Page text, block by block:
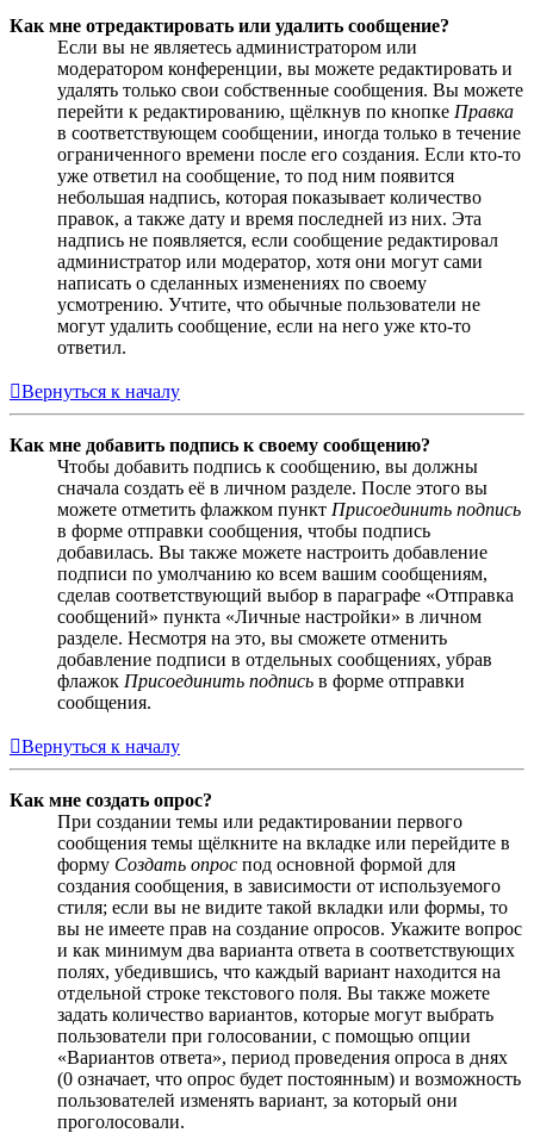
Как мне отредактировать или удалить сообщение?
Если вы не являетесь администратором или
модератором конференции, вы можете редактировать и
удалять только свои собственные сообщения. Вы можете
перейти к редактированию, щёлкнув по кнопке Правка
в соответствующем сообщении, иногда только в течение
ограниченного времени после его создания. Если кто-то
уже ответил на сообщение, то под ним появится
небольшая надпись, которая показывает количество
правок, а также дату и время последней из них. Эта
надпись не появляется, если сообщение редактировал
администратор или модератор, хотя они могут сами
написать о сделанных изменениях по своему
усмотрению. Учтите, что обычные пользователи не
могут удалить сообщение, если на него уже кто-то
ответил.
Вернуться к началу
Как мне добавить подпись к своему сообщению?
Чтобы добавить подпись к сообщению, вы должны
сначала создать её в личном разделе. После этого вы
можете отметить флажком пункт Присоединить подпись
в форме отправки сообщения, чтобы подпись
добавилась. Вы также можете настроить добавление
подписи по умолчанию ко всем вашим сообщениям,
сделав соответствующий выбор в параграфе «Отправка
сообщений» пункта «Личные настройки» в личном
разделе. Несмотря на это, вы сможете отменить
добавление подписи в отдельных сообщениях, убрав
флажок Присоединить подпись в форме отправки
сообщения.
Вернуться к началу
Как мне создать опрос?
При создании темы или редактировании первого
сообщения темы щёлкните на вкладке или перейдите в
форму Создать опрос под основной формой для
создания сообщения, в зависимости от используемого
стиля; если вы не видите такой вкладки или формы, то
вы не имеете прав на создание опросов. Укажите вопрос
и как минимум два варианта ответа в соответствующих
полях, убедившись, что каждый вариант находится на
отдельной строке текстового поля. Вы также можете
задать количество вариантов, которые могут выбрать
пользователи при голосовании, с помощью опции
«Вариантов ответа», период проведения опроса в днях
(0 означает, что опрос будет постоянным) и возможность
пользователей изменять вариант, за который они
проголосовали.